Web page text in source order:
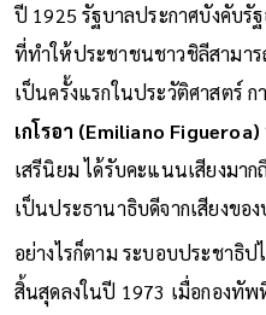
ปี 1925 รัฐบาลประกาศบังคับรั
ที่ทำให้ประชาชนชาวชิลีสามาร
เป็นครั้งแรกในประวัติศาสตร์ ก
เกโรอา (Emiliano Figueroa)
เสรีนิยม ได้รับคะแนนเสียงมา
เป็นประธานาธิบดีจากเสียงขอ
อย่างไรก็ตาม ระบอบประชาธิ
สิ้นสุดลงในปี 1973 เมื่อกองทัพ